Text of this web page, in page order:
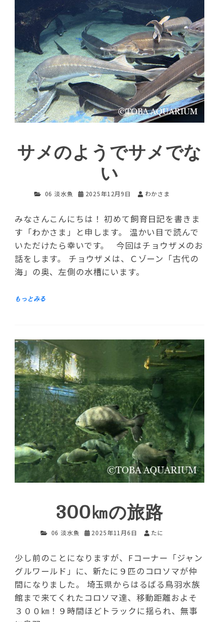
サメのようでサメでな
い
06 淡水魚 2025年12月9日 わかさま
みなさんこんにちは！ 初めて飼育日記を書きま
す「わかさま」と申します。 温かい目で読んで
いただけたら幸いです。 今回はチョウザメのお
話をします。 チョウザメは、Ｃゾーン「古代の
海」の奥、左側の水槽にいます。
300㎞の旅路
06 淡水魚 2025年11月6日 たに
少し前のことになりますが、Fコーナー「ジャン
グルワールド」に、新たに９匹のコロソマが仲
間になりました。 埼玉県からはるばる鳥羽水族
館まで来てくれたコロソマ達、移動距離およそ
３００㎞！９時間ほどトラックに揺られ、無事